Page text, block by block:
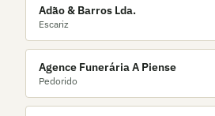
Adão & Barros Lda.
Escariz
Agence Funerária A Piense
Pedorido